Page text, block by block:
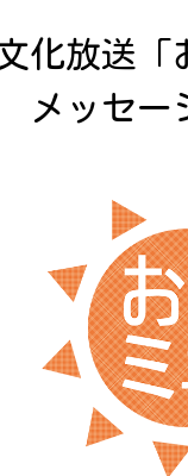
化放送「
メッセー